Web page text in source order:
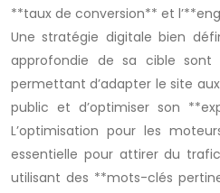
**taux de conversion** et
Une stratégie digitale bien
approfondie de sa cible sont
permettant d’adapter le site
public et d’optimiser son
L’optimisation pour les
essentielle pour attirer du
utilisant des **mots-clés